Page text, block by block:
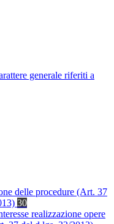
generale riferiti a
delle procedure (Art. 37
30
realizzazione opere